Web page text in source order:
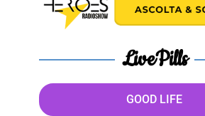
LivePills
GOOD LIFE